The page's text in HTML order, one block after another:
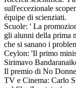
sull'eccezionale
équipe di scienziati.
Scuole: ' La
gli alunni della prima
che si sanano i
Ceylon: 'Il primo
Sirimavo
Il premio di No
TV e Cinema: Carlo